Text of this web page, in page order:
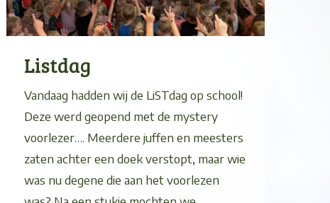
Listdag
Vandaag hadden wij de LiSTdag op school!
Deze werd geopend met de mystery
voorlezer…. Meerdere juffen en meesters
zaten achter een doek verstopt, maar wie
was nu degene die aan het voorlezen